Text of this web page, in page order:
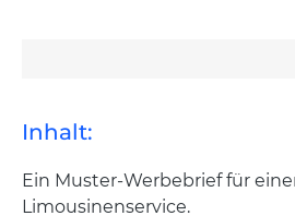
Inhalt:
Ein Muster-Werbebrief für
Limousinenservice.